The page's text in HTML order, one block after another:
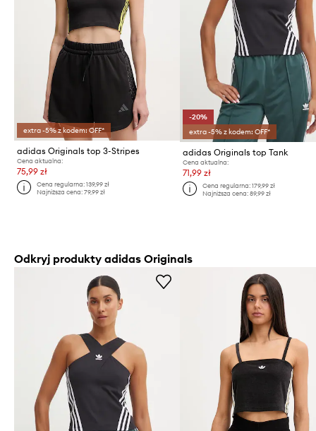
extra -5% z kodem: OFF*
adidas Originals top 3-Stripes
Cena aktualna:
75,99 zł
Cena regularna:139,99 zł
Najniższa cena:79,99 zł
-20%
extra -5% z kodem: OFF*
adidas Originals top Tank
Cena aktualna:
71,99 zł
Cena regularna: 179,99 zł
Najniższa cena: 89,99 zł
Odkryj produkty adidas Originals